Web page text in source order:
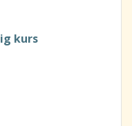
kurs